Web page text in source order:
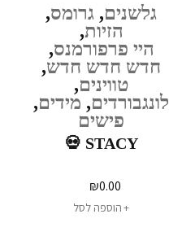
גלשנים, גרומס,
הזיות,
היי פרפורמנס,
חדש חדש חדש,
טווינים,
לונגבורדים, מידים,
פישים
STACY 💀
₪0.00
הוספה לסל